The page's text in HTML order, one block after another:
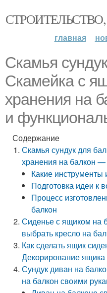
главная
Скамья
Скамейка с
хранения на
и
Содержание
Скамья сундук для
хранения на балкон
Какие
Подготовка идеи к
Процесс
балкон
Сиденье с ящиком на
выбрать кресло на
Как сделать ящик
Декорирование ящика
Сундук диван на
на балкон своими